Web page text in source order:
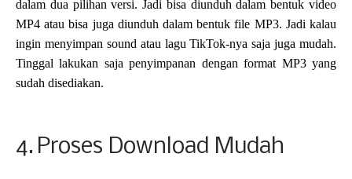
dalam dua pilihan versi. Jadi bisa diunduh dalam bentuk video
MP4 atau bisa juga diunduh dalam bentuk file MP3. Jadi kalau
ingin menyimpan sound atau lagu TikTok-nya saja juga mudah.
Tinggal lakukan saja penyimpanan dengan format MP3 yang
sudah disediakan.
4. Proses Download Mudah